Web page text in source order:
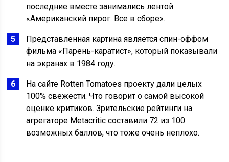
последние вместе занимались лентой
«Американский пирог: Все в сборе».
Представленная картина является спин-оффом
фильма «Парень-каратист», который показывали
на экранах в 1984 году.
На сайте Rotten Tomatoes проекту дали целых
100% свежести. Что говорит о самой высокой
оценке критиков. Зрительские рейтинги на
агрегаторе Metacritic составили 72 из 100
возможных баллов, что тоже очень неплохо.